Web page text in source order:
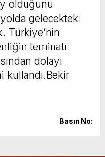
olduğunu
gelecekteki
Türkiye’nin
teminatı
dolayı
kullandı.Bekir
Basın No: